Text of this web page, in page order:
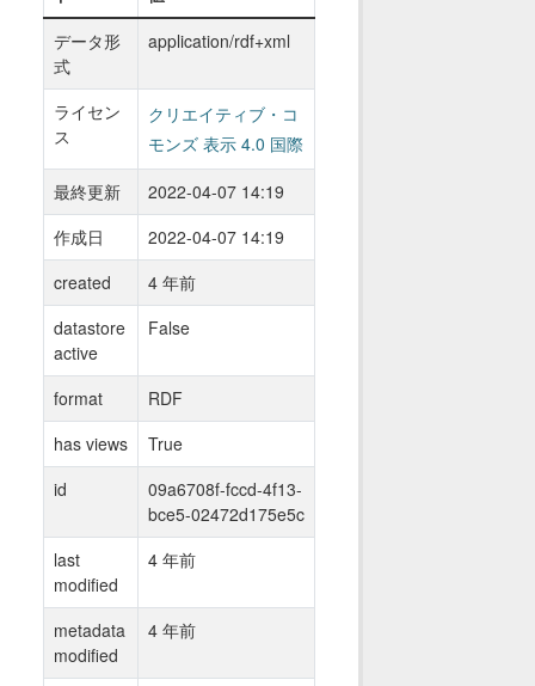
データ形
式
application/rdf+xml
ライセン
ス
クリエイティブ・コ
モンズ 表示 4.0 国際
最終更新
2022-04-07 14:19
作成日
2022-04-07 14:19
created
4 年前
datastore
active
False
format
RDF
has views
True
id
09a6708f-fccd-4f13-
bce5-02472d175e5c
last
modified
4 年前
metadata
modified
4 年前